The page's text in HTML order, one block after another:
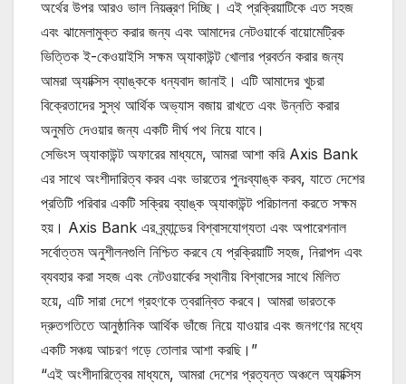
অর্থের উপর আরও ভাল নিয়ন্ত্রণ দিচ্ছি। এই প্রক্রিয়াটিকে এত সহজ
এবং ঝামেলামুক্ত করার জন্য এবং আমাদের নেটওয়ার্কে বায়োমেট্রিক
ভিত্তিক ই-কেওয়াইসি সক্ষম অ্যাকাউন্ট খোলার প্রবর্তন করার জন্য
আমরা অ্যাক্সিস ব্যাঙ্ককে ধন্যবাদ জানাই। এটি আমাদের খুচরা
বিক্রেতাদের সুস্থ আর্থিক অভ্যাস বজায় রাখতে এবং উন্নতি করার
অনুমতি দেওয়ার জন্য একটি দীর্ঘ পথ নিয়ে যাবে।
সেভিংস অ্যাকাউন্ট অফারের মাধ্যমে, আমরা আশা করি Axis Bank
এর সাথে অংশীদারিত্ব করব এবং ভারতের পুনঃব্যাঙ্ক করব, যাতে দেশের
প্রতিটি পরিবার একটি সক্রিয় ব্যাঙ্ক অ্যাকাউন্ট পরিচালনা করতে সক্ষম
হয়। Axis Bank এর ব্র্যান্ডের বিশ্বাসযোগ্যতা এবং অপারেশনাল
সর্বোত্তম অনুশীলনগুলি নিশ্চিত করবে যে প্রক্রিয়াটি সহজ, নিরাপদ এবং
ব্যবহার করা সহজ এবং নেটওয়ার্কের স্থানীয় বিশ্বাসের সাথে মিলিত
হয়ে, এটি সারা দেশে গ্রহণকে ত্বরান্বিত করবে। আমরা ভারতকে
দ্রুতগতিতে আনুষ্ঠানিক আর্থিক ভাঁজে নিয়ে যাওয়ার এবং জনগণের মধ্যে
একটি সঞ্চয় আচরণ গড়ে তোলার আশা করছি।”
“এই অংশীদারিত্বের মাধ্যমে, আমরা দেশের প্রত্যন্ত অঞ্চলে অ্যাক্সিস